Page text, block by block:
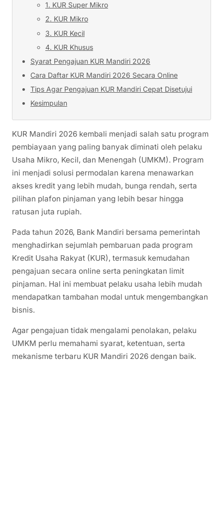
1. KUR Super Mikro
2. KUR Mikro
3. KUR Kecil
4. KUR Khusus
Syarat Pengajuan KUR Mandiri 2026
Cara Daftar KUR Mandiri 2026 Secara Online
Tips Agar Pengajuan KUR Mandiri Cepat Disetujui
Kesimpulan
KUR Mandiri 2026 kembali menjadi salah satu program
pembiayaan yang paling banyak diminati oleh pelaku
Usaha Mikro, Kecil, dan Menengah (UMKM). Program
ini menjadi solusi permodalan karena menawarkan
akses kredit yang lebih mudah, bunga rendah, serta
pilihan plafon pinjaman yang lebih besar hingga
ratusan juta rupiah.
Pada tahun 2026, Bank Mandiri bersama pemerintah
menghadirkan sejumlah pembaruan pada program
Kredit Usaha Rakyat (KUR), termasuk kemudahan
pengajuan secara online serta peningkatan limit
pinjaman. Hal ini membuat pelaku usaha lebih mudah
mendapatkan tambahan modal untuk mengembangkan
bisnis.
Agar pengajuan tidak mengalami penolakan, pelaku
UMKM perlu memahami syarat, ketentuan, serta
mekanisme terbaru KUR Mandiri 2026 dengan baik.